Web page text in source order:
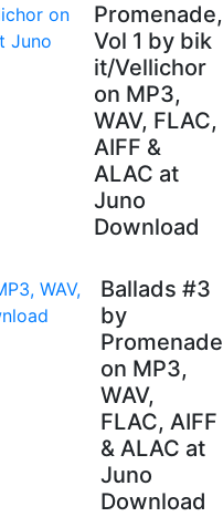
Promenade,
Vol 1 by bik
it/Vellichor
on MP3,
WAV, FLAC,
AIFF &
ALAC at
Juno
Download
Ballads #3
by
Promenade
on MP3,
WAV,
FLAC, AIFF
& ALAC at
Juno
Download